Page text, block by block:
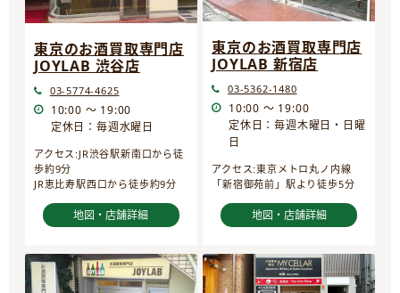
東京のお酒買取専門店
JOYLAB 渋谷店
03-5774-4625
10:00 ～ 19:00
定休日：毎週水曜日
アクセス:JR渋谷駅新南口から徒
歩約9分
JR恵比寿駅西口から徒歩約9分
地図・店舗詳細
東京のお酒買取専門店
JOYLAB 新宿店
03-5362-1480
10:00 ～ 19:00
定休日：毎週木曜日・日曜
日
アクセス:東京メトロ丸ノ内線
「新宿御苑前」駅より徒歩5分
地図・店舗詳細